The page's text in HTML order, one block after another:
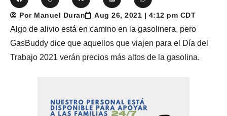
Por Manuel Duran Aug 26, 2021 | 4:12 pm CDT
Algo de alivio está en camino en la gasolinera, pero
GasBuddy dice que aquellos que viajen para el Día del
Trabajo 2021 verán precios más altos de la gasolina.